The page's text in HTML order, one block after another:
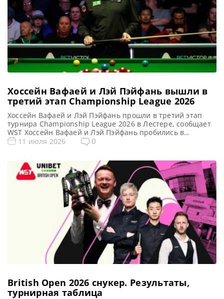
Хоссейн Вафаей и Лэй Пэйфань вышли в
третий этап Championship League 2026
Хоссейн Вафаей и Лэй Пэйфань прошли в третий этап
турнира Championship League 2026 в Лестере, сообщает
WST Хоссейн Вафаей и Лэй Пэйфань пробились в
решающий этап турнира Championship League 2026 в
заключительном этапе турнира. К ним присоединятся
еще шесть […]
11 июля 2026 0
British Open 2026 cнукер. Результаты,
турнирная таблица